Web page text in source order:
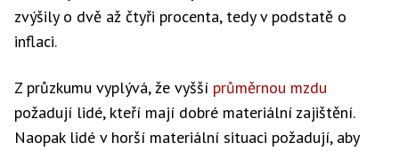
zvýšily o dvě až čtyři procenta, tedy v podstatě o
inflaci.
Z průzkumu vyplývá, že vyšší průměrnou mzdu
požadují lidé, kteří mají dobré materiální zajištění.
Naopak lidé v horší materiální situaci požadují, aby